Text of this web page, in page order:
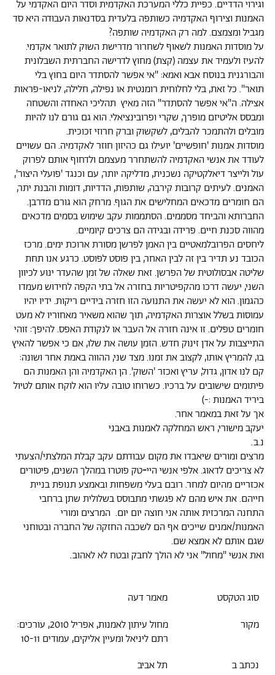
סוג הטקסט
מאמר דעה
מקור
מחול עיתון לאמנות, אפריל 2010, עורכים:
רתם ליניאל ומעיין אליקים, עמודים 10-11
נכתב ב
תל אביב
וגירוי הדדיים. כפיית כללי המערכת האקדמית וסדר היום האקדמי על
האמנות וצירוף האקדמיה כשותפה בלעדית בסדנאות העבודה היא סד
מגביל ומצמצם. למה רק האקדמיה שותפה?
על מוסדות האמנות לשאוף לשחרור מדרישת השוק לתואר אקדמי.
להעיז ולעמיד את עצמה (קצת) מחוץ לדרישה החברתית השבלונית
והבורגנית בנוסח אבא ואמא: "אי אפשר להסתדר היום בחוץ בלי
תואר". כל זאת, בלי לחלוחית רומנטית או נפילה, חלילה, לניאו-פראות
אצילה. ה"אי אפשר להסתדר" הזה מאיץ תהליכי האחדה והשטחה
ומבסס אליטיזם מופרך, שקרי ופרובינציאלי. הוא גם גורם לנו להיות
מובלים ולהתמכר להבלים, לשקשוק וברק חרוזי זכוכית.
מוסדות אמנות 'חופשיים' יועילו גם כהיזון חוזר לאקדמיה. הם עשויים
לעודד את אנשי האקדמיה להשתחרר מעצמם ולדחוף אותם לפרוק
עול ולייצר דיאלקטיקה נשכנית, מדליקה יותר, עם וכנגד 'פועלי היצור',
האמנים. לעיתים קרובות קירבה, שותפות, הדדיות, דומות והבנת יתר,
הם חומרים מדכאים המחלישים את הגוף. מרחק הוא גורם מדרבן.
החברותא והביחד מסממים. הסתממות עקב שימוש בסמים מדכאים
מהווה סכנת חיים. פרידה ובגידה הם צרכים קיומיים.
ליחסים הפרובלמאטיים בין האמן לפרשן מסורת ארוכת ימים. מרכז
הכובד נע תדיר בין זה לבין האחר, בין פוסט לפוסט. כרגע אנו תחת
שליטה אבסולוטית של הפרשן. זאת שאלה של זמן שהעדר ינוע לכיוון
השני, יעשה דרכו מהקפיטריות בחזרה אל בתי הקפה לחידוש מעמדו
כהגמון. הוא לא יעשה את התנועה הזו חזרה בידיים ריקות. ידיו יהיו
עמוסות בשלל אוצרות האקדמיה, תוך שהוא משאיר מאחוריו לא מעט
חומרים טפלים. זו אינה חזרה אל העבר או לנקודת האפס. להיפך: זוהי
התייצבות על אדן זינוק חדש. הזמן עושה את שלו, אם כי אפשר להאיץ
בו, להמריץ אותו, לקצוב את זמנו. מצד שני, ההווה באמת אחר ושונה:
קם לנו אדון, גדול, עריץ ואכזר 'השוק'. הן האקדמיה והן האמנות הם
פיתומים שישובים עלברכיו. כשרוחו טובה עליו הוא לוקח אותם לטיול
ביריד האמנות :-)
אך על זאת במאמר אחר.
יעקב מישורי, ראש המחלקה לאמנות באבני
נ.ב.
מרצים ומורים שיאבדו את מקום עבודתם עקב קבלת המלצתי/הצעתי
לא צריכים לדאוג. אלפי אנשי היי-טק פוטרו במהלך השנים, פיטורים
אכזריים מהיום למחר. רובם בעלי משפחות ובאמצע תנופת בניית
חייהם. את איש מהם לא פגשתי מתבוסס בשלולית שתן ברחבי
התחנה המרכזית אותה אני חוצה יום יום. המרצים ומורי
האמנות/אמנים שייכים אף הם לשכבה החזקה של החברה ובטוחני
שגם אותם לא אמצא שם.
ואת אנשי "מחול" אני לא הולך לחבק ובטח לא לאהוב.